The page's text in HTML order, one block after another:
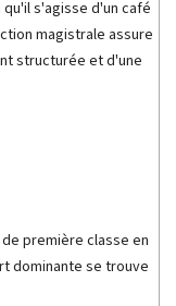
qu'il s'agisse d'un café
magistrale assure
structurée et d'une
première classe en
dominante se trouve